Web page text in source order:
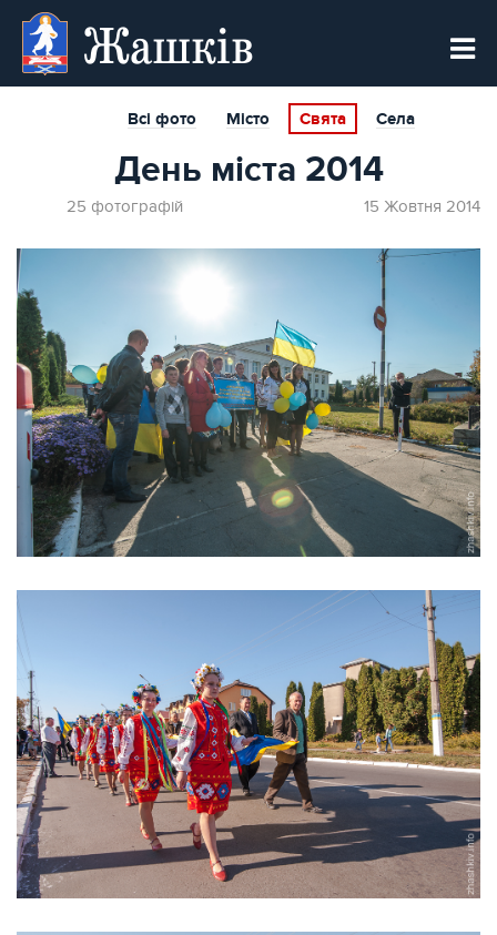
Жашків
Всі фото Місто Свята Села
День міста 2014
25 фотографій 15 Жовтня 2014